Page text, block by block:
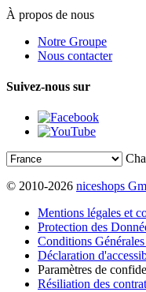
À propos de nous
Notre Groupe
Nous contacter
Suivez-nous sur
© 2010-2026 niceshops
Mentions légales et
Protection des
Conditions
Déclaration
Paramètres de
Résiliation des